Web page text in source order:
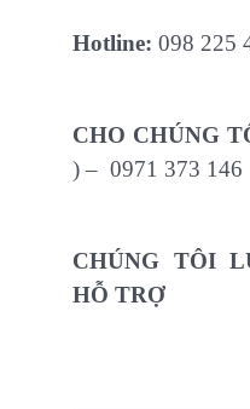
Hotline: 098 225
HÃY
CHO CHÚNG
) – 0971 373 146
CHÚNG TÔI
HỖ TRỢ